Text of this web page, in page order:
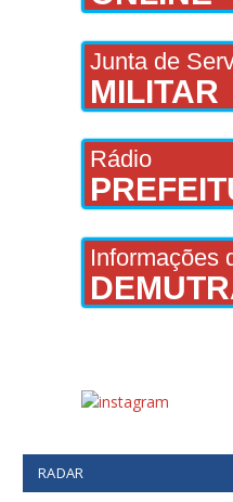
Junta de
MILITAR
Rádio
Informações
RADAR